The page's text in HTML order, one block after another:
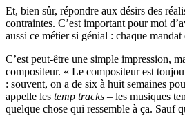
Et, bien sûr, répondre aux désirs des
contraintes. C’est important pour moi
aussi ce métier si génial : chaque
C’est peut-être une simple impression,
compositeur. « Le compositeur est
: souvent, on a de six à huit semaines
appelle les temp tracks – les musiques
quelque chose qui ressemble à ça. Sauf